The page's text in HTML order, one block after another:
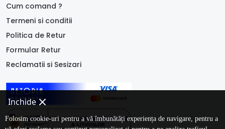
Cum comand ?
Termeni si conditii
Politica de Retur
Formular Retur
Reclamatii si Sesizari
Inchide
Folosim cookie-uri pentru a vă îmbunătăți experiența de navigare, pentru a